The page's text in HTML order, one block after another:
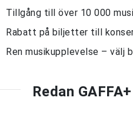
Tillgång till över 10 000
Rabatt på biljetter till
Ren musikupplevelse – välj
Redan